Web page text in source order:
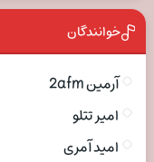
خوانندگان
آرمین 2afm
امیر تتلو
امید آمری